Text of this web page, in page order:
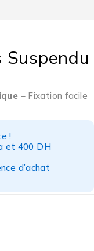
– Fixation facile
!
et 400 DH
d’achat